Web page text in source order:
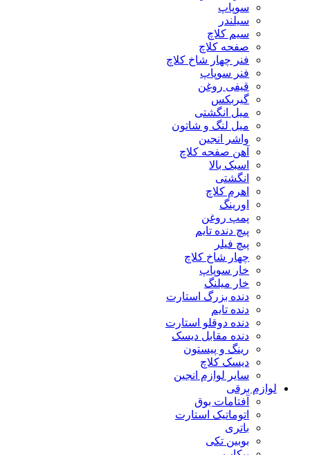
سوپاپ
سیلندر
سیم کلاچ
صفحه کلاچ
فنر چهار شاخ کلاچ
فنر سوپاپ
قیفی روغن
گیربکس
میل انگشتی
میل لنگ و شاتون
واشر انجین
آهن صفحه کلاچ
اسبک بالا
انگشتی
اهرم کلاچ
اورینگ
پمپ روغن
پیچ دنده تایم
پیچ فیلر
چهار شاخ کلاچ
خار سوپاپ
خار میلنگ
دنده بزرگ استارت
دنده تایم
دنده دوقلو استارت
دنده مقابل دیسک
رینگ و پیستون
دیسک کلاچ
سایر لوازم انجین
لوازم برقی
آفتامات بوق
اتوماتیک استارت
باتری
بوبین تکی